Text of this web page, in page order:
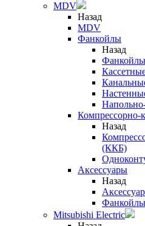
MDV
Назад
MDV
Фанкойлы
Назад
Фанкойлы
Компрессорно-
Назад
(ККБ)
Аксессуары
Назад
Фанкойлы
Mitsubishi Electric